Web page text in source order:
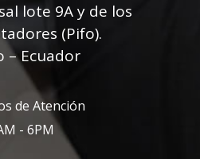
lote 9A y de los
(Pifo).
– Ecuador
de Atención
- 6PM